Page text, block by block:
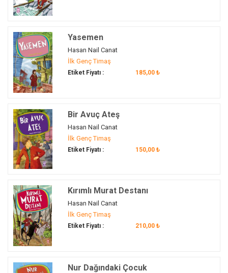
sinema
vatan
vatan sevgisi
zorluklar
Yasemen
Hasan Nail Canat
İlk Genç Timaş
Etiket Fiyatı : 185,00 ₺
Bir Avuç Ateş
Hasan Nail Canat
İlk Genç Timaş
Etiket Fiyatı : 150,00 ₺
Kırımlı Murat Destanı
Hasan Nail Canat
İlk Genç Timaş
Etiket Fiyatı : 210,00 ₺
Nur Dağındaki Çocuk